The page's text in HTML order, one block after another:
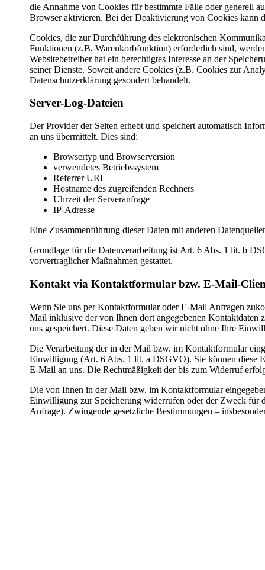
die Annahme von Cookies für bestimmte Fälle oder generell
Browser aktivieren. Bei der Deaktivierung von Cookies kann
Cookies, die zur Durchführung des elektronischen
Funktionen (z.B. Warenkorbfunktion) erforderlich sind,
Websitebetreiber hat ein berechtigtes Interesse an der
seiner Dienste. Soweit andere Cookies (z.B. Cookies zur
Datenschutzerklärung gesondert behandelt.
Server-Log-Dateien
Der Provider der Seiten erhebt und speichert automatisch
an uns übermittelt. Dies sind:
Browsertyp und Browserversion
verwendetes Betriebssystem
Referrer URL
Hostname des zugreifenden Rechners
Uhrzeit der Serveranfrage
IP-Adresse
Eine Zusammenführung dieser Daten mit anderen
Grundlage für die Datenverarbeitung ist Art. 6 Abs. 1 lit. b
vorvertraglicher Maßnahmen gestattet.
Kontakt via Kontaktformular bzw. E-Mail-
Wenn Sie uns per Kontaktformular oder E-Mail Anfragen
Mail inklusive der von Ihnen dort angegebenen
uns gespeichert. Diese Daten geben wir nicht ohne Ihre
Die Verarbeitung der in der Mail bzw. im Kontaktformular
Einwilligung (Art. 6 Abs. 1 lit. a DSGVO). Sie können diese
E-Mail an uns. Die Rechtmäßigkeit der bis zum Widerruf
Die von Ihnen in der Mail bzw. im Kontaktformular
Einwilligung zur Speicherung widerrufen oder der Zweck für
Anfrage). Zwingende gesetzliche Bestimmungen –